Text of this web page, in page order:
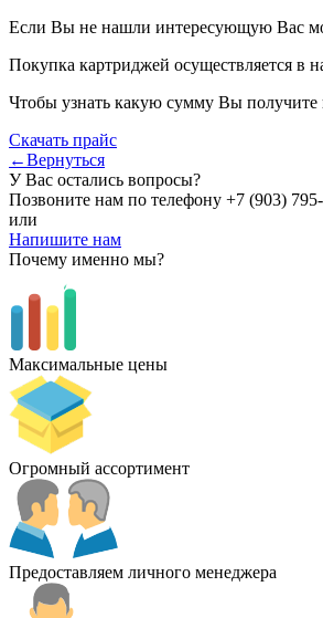
Если Вы не нашли интересующую Вас
Покупка картриджей осуществляется в
Чтобы узнать какую сумму Вы получите
Скачать прайс
←Вернуться
У Вас остались вопросы?
Позвоните нам по телефону +7 (903)
или
Напишите нам
Почему именно мы?
Максимальные цены
Огромный ассортимент
Предоставляем личного менеджера